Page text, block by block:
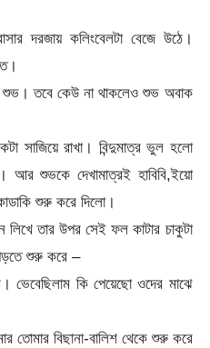
দরজায় কলিংবেলটা বেজে উঠে।
শুভ। তবে কেউ না থাকলেও শুভ অবাক
সাজিয়ে রাখা। বিন্দুমাত্র ভুল হলো
আর শুভকে দেখামাত্রই হাবিবি,ইয়ো
শুরু করে দিলো।
লিখে তার উপর সেই ফল কাটার চাকুটা
পড়তে শুরু করে –
ভেবেছিলাম কি পেয়েছো ওদের মাঝে
বিছানা-বালিশ থেকে শুরু করে